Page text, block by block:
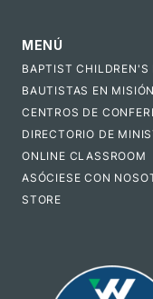
MENÚ
BAPTIST CHILDREN'S
BAUTISTAS EN MISIÓN
CENTROS DE
DIRECTORIO DE
ONLINE CLASSROOM
ASÓCIESE CON
STORE